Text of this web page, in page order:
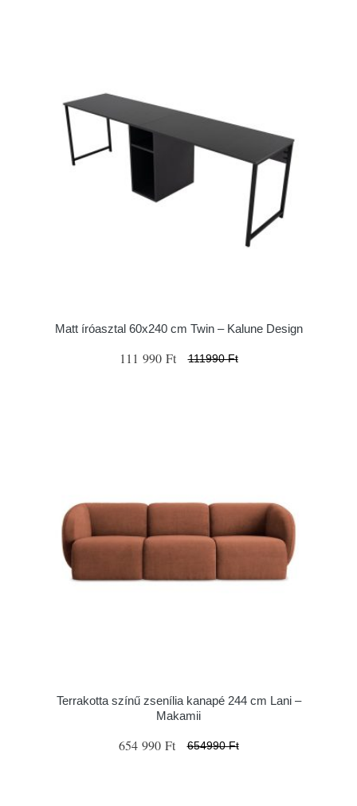
Matt íróasztal 60x240 cm Twin – Kalune Design
111 990 Ft 111990 Ft
Terrakotta színű zsenília kanapé 244 cm Lani –
Makamii
654 990 Ft 654990 Ft